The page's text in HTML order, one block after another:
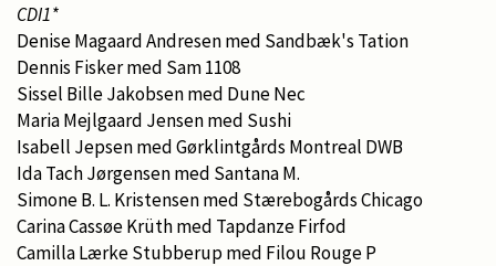
CDI1*
Denise Magaard Andresen med Sandbæk's Tation
Dennis Fisker med Sam 1108
Sissel Bille Jakobsen med Dune Nec
Maria Mejlgaard Jensen med Sushi
Isabell Jepsen med Gørklintgårds Montreal DWB
Ida Tach Jørgensen med Santana M.
Simone B. L. Kristensen med Stærebogårds Chicago
Carina Cassøe Krüth med Tapdanze Firfod
Camilla Lærke Stubberup med Filou Rouge P